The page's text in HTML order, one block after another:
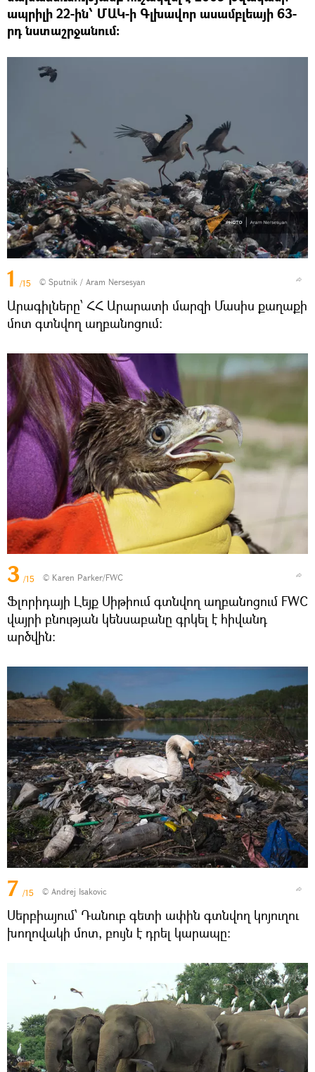
ապրիլի 22-ին՝ ՄԱԿ-ի Գլխավոր ասամբլեայի 63-
րդ նստաշրջանում:
1 /15 © Sputnik / Aram Nersesyan
Արագիլները՝ ՀՀ Արարատի մարզի Մասիս քաղաքի
մոտ գտնվող աղբանոցում։
3 /15 © Karen Parker/FWC
Ֆլորիդայի Լեյք Սիթիում գտնվող աղբանոցում FWC
վայրի բնության կենսաբանը գրկել է հիվանդ
արծվին։
7 /15 © Andrej Isakovic
Սերբիայում՝ Դանուբ գետի ափին գտնվող կոյուղու
խողովակի մոտ, բույն է դրել կարապը: